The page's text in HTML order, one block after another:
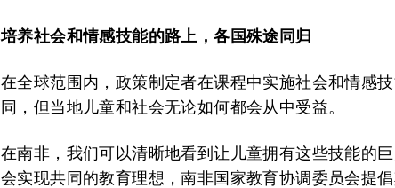
培养社会和情感技能的路上，各国殊途同归
在全球范围内，政策制定者在课程中实施社会和情感
同，但当地儿童和社会无论如何都会从中受益。
在南非，我们可以清晰地看到让儿童拥有这些技能的
会实现共同的教育理想，南非国家教育协调委员会提倡